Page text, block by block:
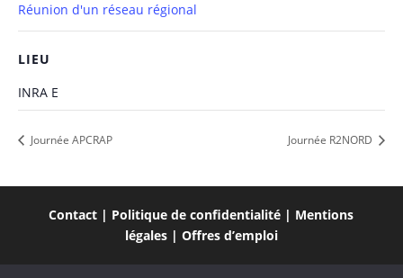
Réunion d'un réseau régional
LIEU
INRA E
Journée APCRAP Journée R2NORD
Contact | Politique de confidentialité | Mentions
légales| Offres d’emploi